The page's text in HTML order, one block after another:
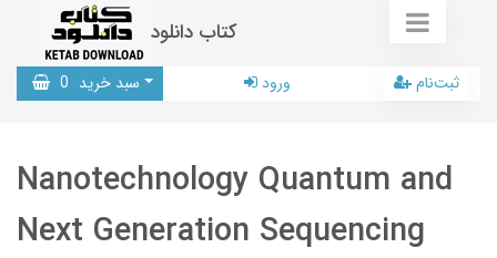
کتاب دانلود
سبد خرید 0 ورود ثبت‌نام
Nanotechnology Quantum and
Next Generation Sequencing